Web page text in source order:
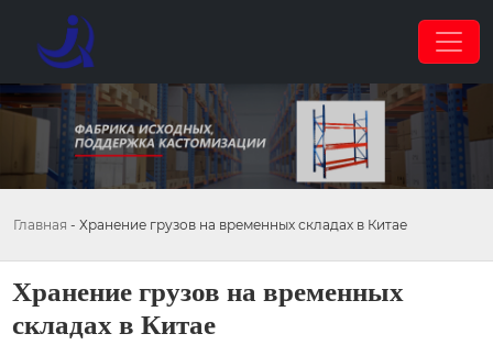
Главная - Хранение грузов на временных складах в Китае
Хранение грузов на временных
складах в Китае